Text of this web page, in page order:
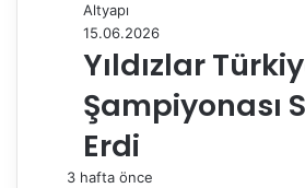
Altyapı
15.06.2026
Yıldızlar
Şampiyonası
Erdi
3 hafta önce